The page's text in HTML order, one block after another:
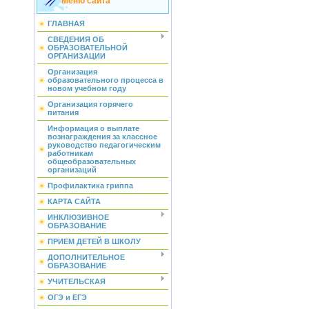
ГЛАВНАЯ
СВЕДЕНИЯ ОБ
ОБРАЗОВАТЕЛЬНОЙ
ОРГАНИЗАЦИИ
Организация
образовательного процесса в
новом учебном году
Организация горячего
питания
Информация о выплате
вознаграждения за классное
руководство педагогическим
работникам
общеобразовательных
организаций
Профилактика гриппа
КАРТА САЙТА
ИНКЛЮЗИВНОЕ
ОБРАЗОВАНИЕ
ПРИЕМ ДЕТЕЙ В ШКОЛУ
ДОПОЛНИТЕЛЬНОЕ
ОБРАЗОВАНИЕ
УЧИТЕЛЬСКАЯ
ОГЭ и ЕГЭ